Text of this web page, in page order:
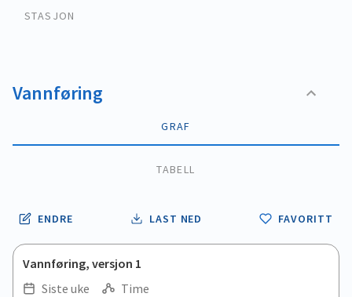
STASJON
Vannføring
GRAF
TABELL
ENDRE LAST NED FAVORITT
Vannføring, versjon 1
Siste uke
Time